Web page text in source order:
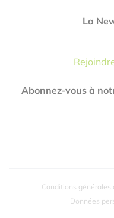
La
Abonnez-vous à
Conditions générales
Données